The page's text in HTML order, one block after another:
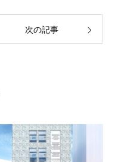
次の記事